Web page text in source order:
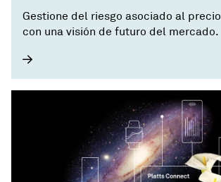
Gestione del riesgo asociado al
con una visión de futuro del mercado.